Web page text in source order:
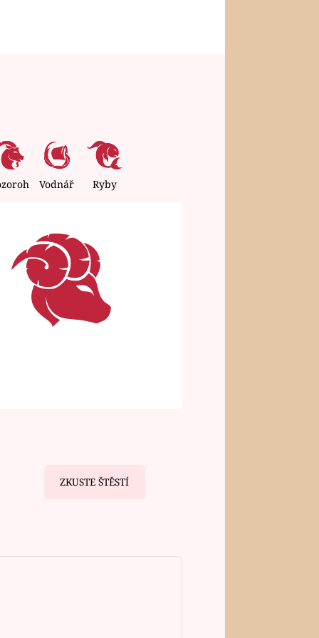
Vodnář Ryby
ZKUSTE ŠTĚSTÍ